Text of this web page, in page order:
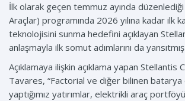
İlk olarak geçen temmuz ayında
Araçlar) programında 2026 yılına kadar ilk
teknolojisini sunma hedefini açıklayan
anlaşmayla ilk somut adımlarını da
Açıklamaya ilişkin açıklama yapan Stellantis
Tavares, “Factorial ve diğer bilinen batarya
yaptığımız yatırımlar, elektrikli araç